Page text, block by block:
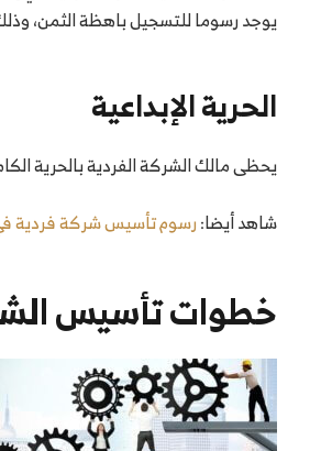
يوجد رسوما للتسجيل باهظة الثمن،
الحرية الإبداعية
يحظى مالك الشركة الفردية بالحرية
شاهد أيضا:رسوم تأسيس شركة فردية
خطوات تأسيس